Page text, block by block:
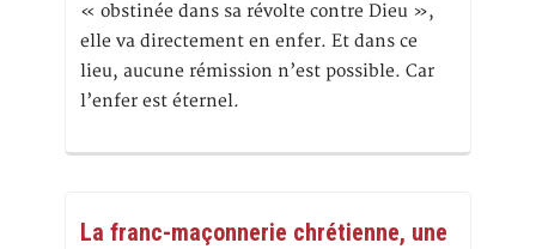
« obstinée dans sa révolte contre Dieu »,
elle va directement en enfer. Et dans ce
lieu, aucune rémission n’est possible. Car
l’enfer est éternel.
La franc-maçonnerie chrétienne, une